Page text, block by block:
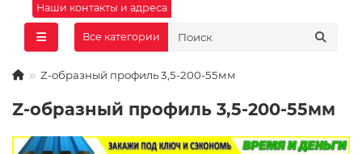
Наши контакты и адреса
Все категории
Z-образный профиль 3,5-200-55мм
Z-образный профиль 3,5-200-55мм